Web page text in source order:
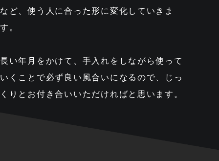
など、使う人に合った形に変化していきま
す。
長い年月をかけて、手入れをしながら使って
いくことで必ず良い風合いになるので、じっ
くりとお付き合いいただければと思います。